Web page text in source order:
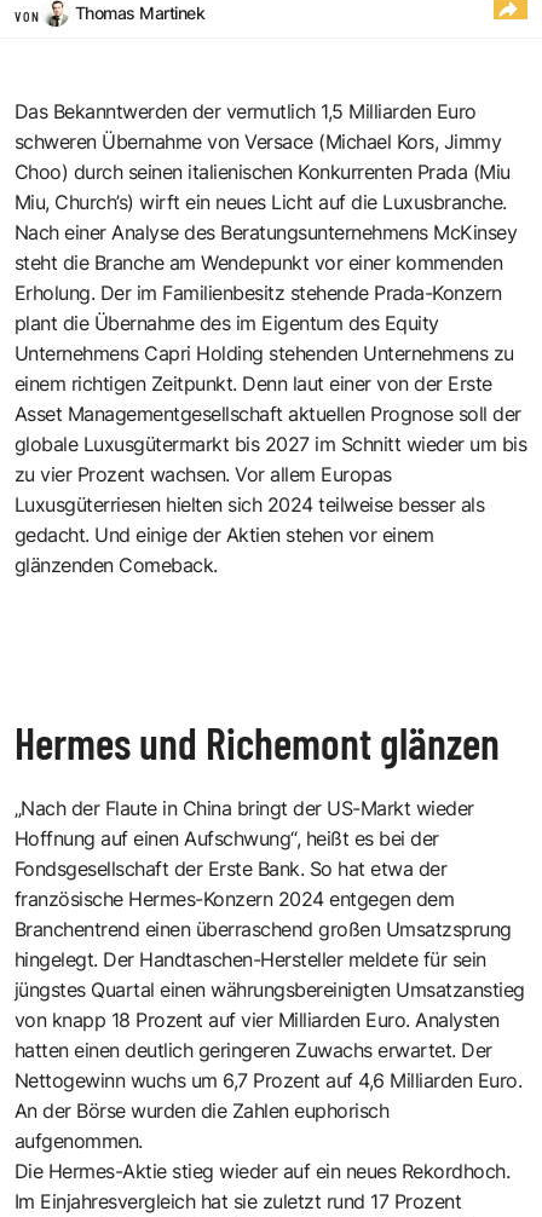
VON Thomas Martinek
Das Bekanntwerden der vermutlich 1,5 Milliarden Euro
schweren Übernahme von Versace (Michael Kors, Jimmy
Choo) durch seinen italienischen Konkurrenten Prada (Miu
Miu, Church’s) wirft ein neues Licht auf die Luxusbranche.
Nach einer Analyse des Beratungsunternehmens McKinsey
steht die Branche am Wendepunkt vor einer kommenden
Erholung. Der im Familienbesitz stehende Prada-Konzern
plant die Übernahme des im Eigentum des Equity
Unternehmens Capri Holding stehenden Unternehmens zu
einem richtigen Zeitpunkt. Denn laut einer von der Erste
Asset Managementgesellschaft aktuellen Prognose soll der
globale Luxusgütermarkt bis 2027 im Schnitt wieder um bis
zu vier Prozent wachsen. Vor allem Europas
Luxusgüterriesen hielten sich 2024 teilweise besser als
gedacht. Und einige der Aktien stehen vor einem
glänzenden Comeback.
Hermes und Richemont glänzen
„Nach der Flaute in China bringt der US-Markt wieder
Hoffnung auf einen Aufschwung“, heißt es bei der
Fondsgesellschaft der Erste Bank. So hat etwa der
französische Hermes-Konzern 2024 entgegen dem
Branchentrend einen überraschend großen Umsatzsprung
hingelegt. Der Handtaschen-Hersteller meldete für sein
jüngstes Quartal einen währungsbereinigten Umsatzanstieg
von knapp 18 Prozent auf vier Milliarden Euro. Analysten
hatten einen deutlich geringeren Zuwachs erwartet. Der
Nettogewinn wuchs um 6,7 Prozent auf 4,6 Milliarden Euro.
An der Börse wurden die Zahlen euphorisch
aufgenommen.
Die Hermes-Aktie stieg wieder auf ein neues Rekordhoch.
Im Einjahresvergleich hat sie zuletzt rund 17 Prozent